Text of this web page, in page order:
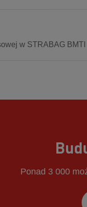
w STRABAG BMTI
Ponad 3 000